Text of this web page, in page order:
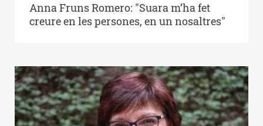
Anna Fruns Romero: "Suara m’ha fet
creure en les persones, en un nosaltres"